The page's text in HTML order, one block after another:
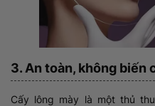
3. An toàn, không biến
Cấy lông mày là một thủ